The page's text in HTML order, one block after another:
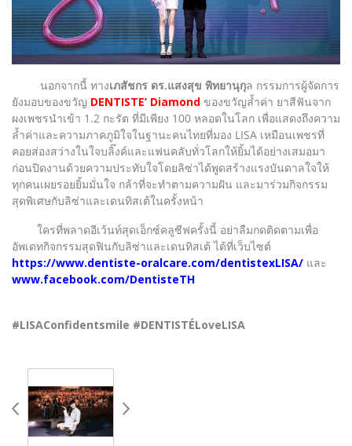
นอกจากนี้ ทางเภสัชกร ดร.แสงสุข พิทยานุกุล กรรมการผู้จัดการ
ยังมอบของขวัญ DENTISTE’ Diamond ของขวัญล้ำค่า ยาสีฟันจาก
ผงเพชรนำเข้า 1.2 กะรัต ที่มีเพียง 100 หลอดในโลก เพื่อแสดงถึงความ
ล้ำค่าและความภาคภูมิใจในฐานะคนไทยที่มอง LISA เหมือนเพชรที่
คอยส่องสว่างในใจบลิ๊งค์และแฟนคลับทั่วโลกให้ยิ้มได้อย่างเสมอมา
ก่อนปิดงานด้วยความประทับใจโดยลิซ่าได้พูดสร้างแรงบันดาลใจให้
ทุกคนเผยรอยยิ้มมั่นใจ กล้าที่จะทำตามความฝัน และมาร่วมกิจกรรม
สุดพิเศษกับลิซ่าและเดนทิสเต้ในครั้งหน้า
ใครที่พลาดอีเว้นท์สุดเอ็กซ์คลูซีฟครั้งนี้ อย่าลืมกดติดตามเพื่อ
อัพเดทกิจกรรมสุดฟินกับลิซ่าและเดนทิสเต้ ได้ที่เว็บไซต์
https://www.dentiste-oralcare.com/dentistexLISA/ และ
www.facebook.com/DentisteTH
#LISAConfidentsmile #DENTISTÉLoveLISA